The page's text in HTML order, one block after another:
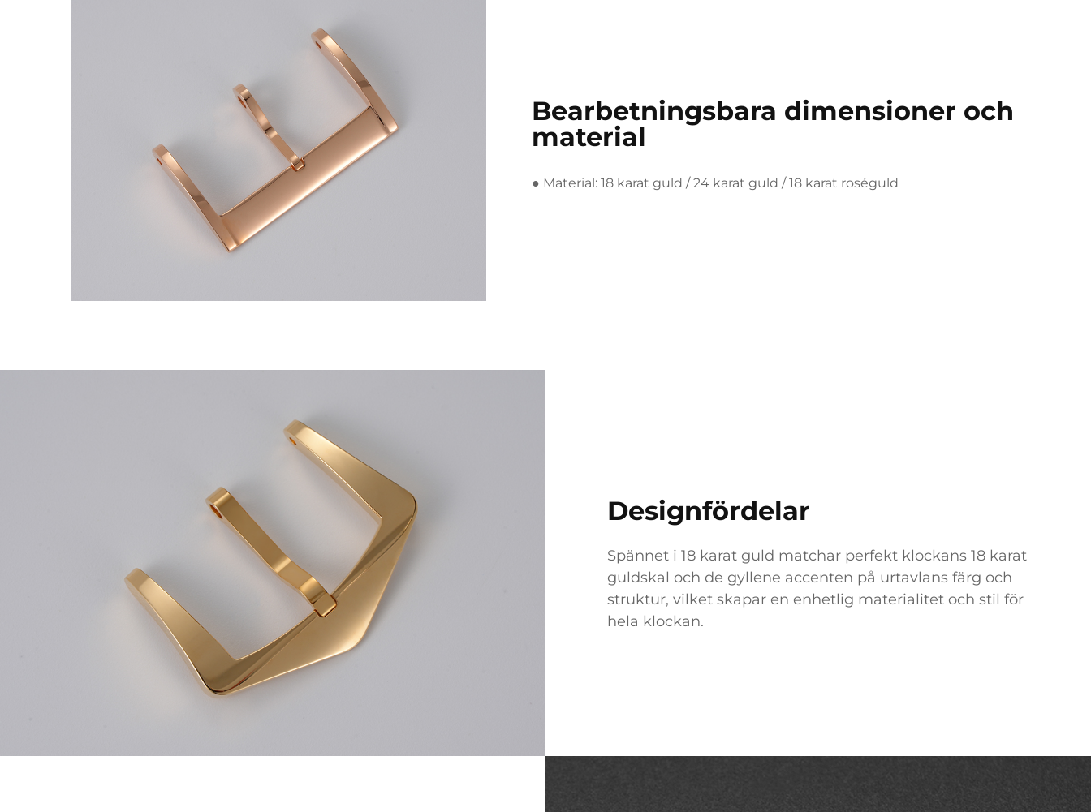
Bearbetningsbara dimensioner och
material
● Material: 18 karat guld / 24 karat guld / 18 karat roséguld
Designfördelar
Spännet i 18 karat guld matchar perfekt klockans 18 karat
guldskal och de gyllene accenten på urtavlans färg och
struktur, vilket skapar en enhetlig materialitet och stil för
hela klockan.